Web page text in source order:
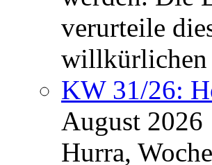
verurteile
KW 31/26:
August 2026
Hurra,